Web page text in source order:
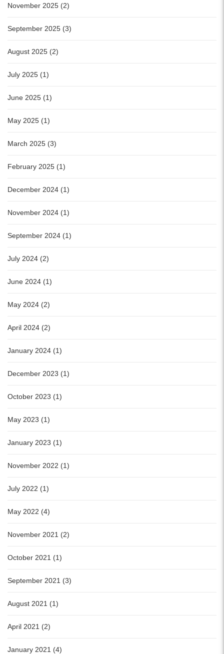
November 2025 (2)
September 2025 (3)
August 2025 (2)
July 2025 (1)
June 2025 (1)
May 2025 (1)
March 2025 (3)
February 2025 (1)
December 2024 (1)
November 2024 (1)
September 2024 (1)
July 2024 (2)
June 2024 (1)
May 2024 (2)
April 2024 (2)
January 2024 (1)
December 2023 (1)
October 2023 (1)
May 2023 (1)
January 2023 (1)
November 2022 (1)
July 2022 (1)
May 2022 (4)
November 2021 (2)
October 2021 (1)
September 2021 (3)
August 2021 (1)
April 2021 (2)
January 2021 (4)